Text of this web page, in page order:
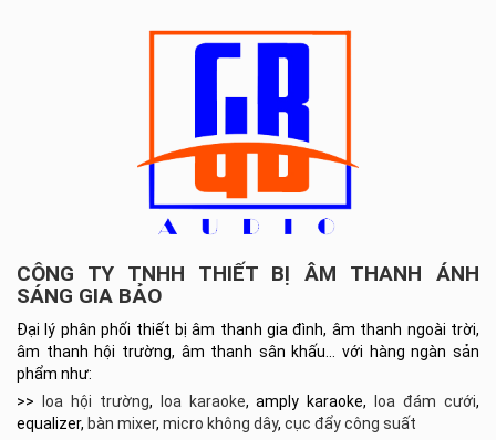
CÔNG TY TNHH THIẾT BỊ ÂM THANH ÁNH
SÁNG GIA BẢO
Đại lý phân phối thiết bị âm thanh gia đình, âm thanh ngoài trời,
âm thanh hội trường, âm thanh sân khấu… với hàng ngàn sản
phẩm như:
>>
loa hội trường, loa karaoke, amply karaoke, loa đám cưới,
equalizer, bàn mixer, micro không dây, cục đẩy công suất